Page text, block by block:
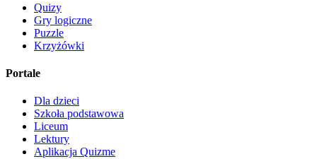
Quizy
Gry logiczne
Puzzle
Krzyżówki
Portale
Dla dzieci
Szkoła podstawowa
Liceum
Lektury
Aplikacja Quizme